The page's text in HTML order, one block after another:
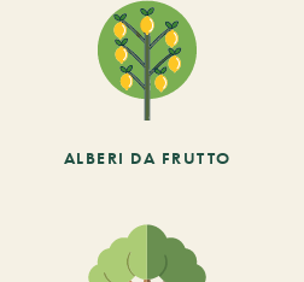
ALBERI DA FRUTTO